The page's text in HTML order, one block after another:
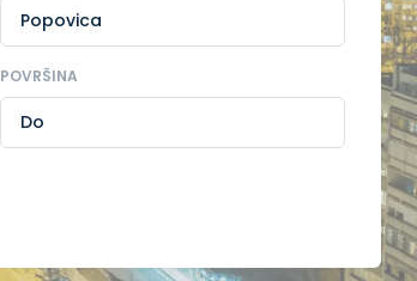
Popovica
POVRŠINA